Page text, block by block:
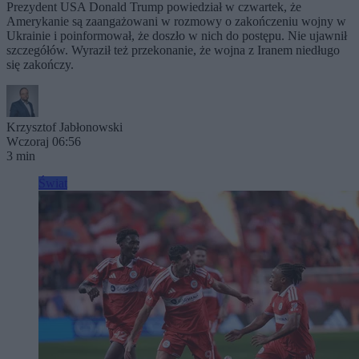
Prezydent USA Donald Trump powiedział w czwartek, że
Amerykanie są zaangażowani w rozmowy o zakończeniu wojny w
Ukrainie i poinformował, że doszło w nich do postępu. Nie ujawnił
szczegółów. Wyraził też przekonanie, że wojna z Iranem niedługo
się zakończy.
Krzysztof Jabłonowski
Wczoraj 06:56
3 min